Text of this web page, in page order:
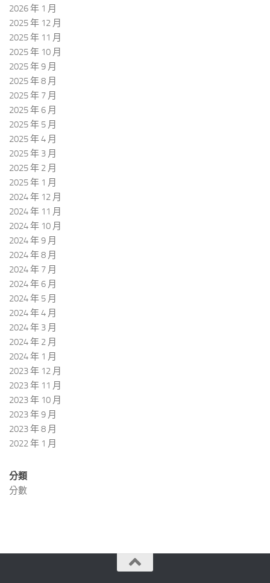
2026 年 1 月
2025 年 12 月
2025 年 11 月
2025 年 10 月
2025 年 9 月
2025 年 8 月
2025 年 7 月
2025 年 6 月
2025 年 5 月
2025 年 4 月
2025 年 3 月
2025 年 2 月
2025 年 1 月
2024 年 12 月
2024 年 11 月
2024 年 10 月
2024 年 9 月
2024 年 8 月
2024 年 7 月
2024 年 6 月
2024 年 5 月
2024 年 4 月
2024 年 3 月
2024 年 2 月
2024 年 1 月
2023 年 12 月
2023 年 11 月
2023 年 10 月
2023 年 9 月
2023 年 8 月
2022 年 1 月
分類
分數